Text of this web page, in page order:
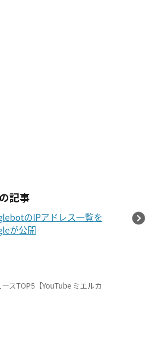
記事
のIPアドレス一覧を
が公開
スTOP5【YouTube ミエルカ